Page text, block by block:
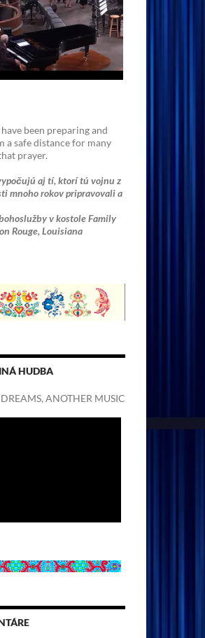
been preparing and
a safe distance for many
prayer.
aj tí, ktorí tú vojnu z
mnoho rokov pripravovali a
v kostole Family
Rouge, Louisiana
HUDBA
ANOTHER MUSIC